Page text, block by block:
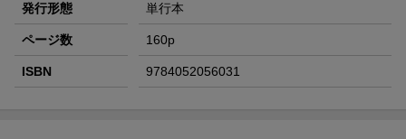
発行形態 単行本
ページ数 160p
ISBN 9784052056031